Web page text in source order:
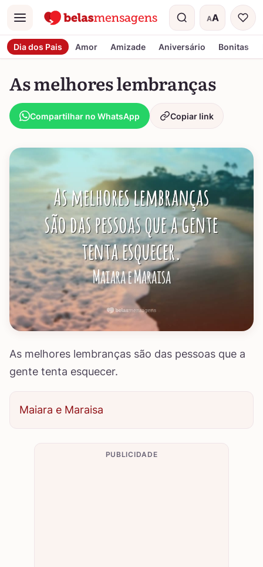
Menu AA
Tamanho do
Dia dos Pais Amor Amizade Aniversário Bonitas
As melhores lembranças
Compartilhar no WhatsApp Copiar link
As melhores lembranças são das pessoas que a
gente tenta esquecer.
Maiara e Maraisa
PUBLICIDADE